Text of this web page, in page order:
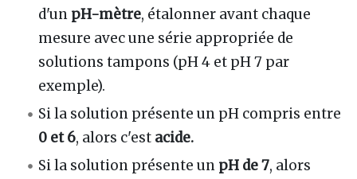
d'un pH-mètre, étalonner avant chaque
mesure avec une série appropriée de
solutions tampons (pH 4 et pH 7 par
exemple).
Si la solution présente un pH compris entre
0 et 6, alors c'est acide.
Si la solution présente un pH de 7, alors